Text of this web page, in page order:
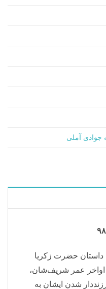
جوادی آملی
داستان حضرت زکریا
اواخر عمر شریف‌شان،
شدن ایشان به